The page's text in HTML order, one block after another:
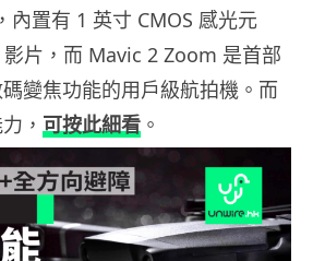
內置有 1 英寸 CMOS 感光元
片，而 Mavic 2 Zoom 是首部
變焦功能的用戶級航拍機。而
， 可按此細看 。